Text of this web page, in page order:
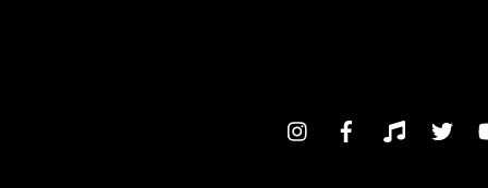
Insta Facebook